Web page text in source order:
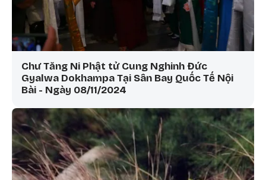
Chư Tăng Ni Phật tử Cung Nghinh Đức
Gyalwa Dokhampa Tại Sân Bay Quốc Tế Nội
Bài - Ngày 08/11/2024